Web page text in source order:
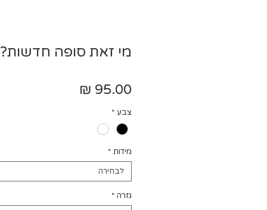
מי זאת סופה חדשות?
צבע *
מידות *
לבחירה
גזרה *